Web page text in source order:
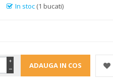
In stoc (1 bucati)
−
+